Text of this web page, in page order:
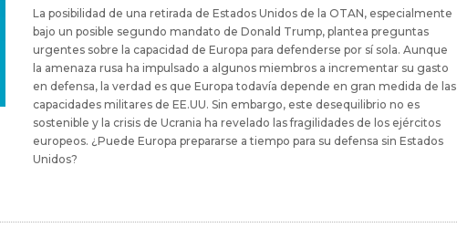
La posibilidad de una retirada de Estados Unidos de la OTAN, especialmente
bajo un posible segundo mandato de Donald Trump, plantea preguntas
urgentes sobre la capacidad de Europa para defenderse por sí sola. Aunque
la amenaza rusa ha impulsado a algunos miembros a incrementar su gasto
en defensa, la verdad es que Europa todavía depende en gran medida de las
capacidades militares de EE.UU. Sin embargo, este desequilibrio no es
sostenible y la crisis de Ucrania ha revelado las fragilidades de los ejércitos
europeos. ¿Puede Europa prepararse a tiempo para su defensa sin Estados
Unidos?